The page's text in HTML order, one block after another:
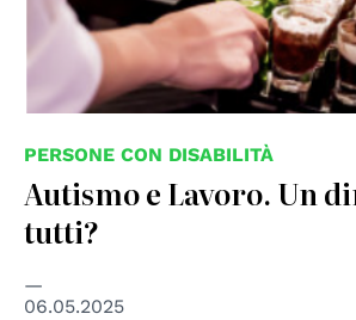
PERSONE CON DISABILITÀ
Autismo e Lavoro. Un
tutti?
06.05.2025